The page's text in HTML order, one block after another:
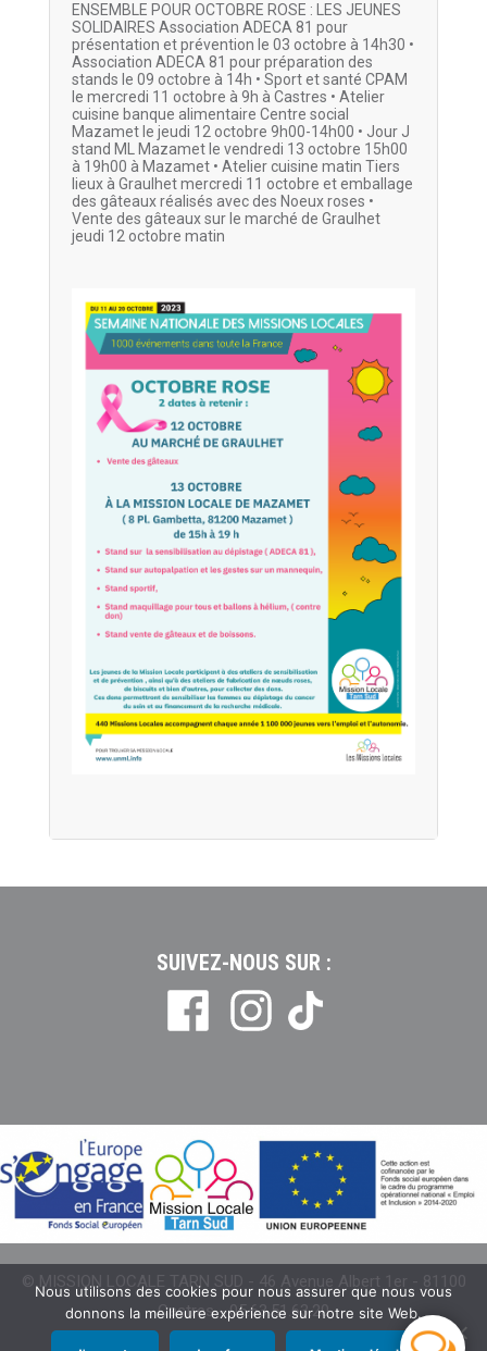
ENSEMBLE POUR OCTOBRE ROSE : LES JEUNES
SOLIDAIRES Association ADECA 81 pour
présentation et prévention le 03 octobre à 14h30 •
Association ADECA 81 pour préparation des
stands le 09 octobre à 14h • Sport et santé CPAM
le mercredi 11 octobre à 9h à Castres • Atelier
cuisine banque alimentaire Centre social
Mazamet le jeudi 12 octobre 9h00-14h00 • Jour J
stand ML Mazamet le vendredi 13 octobre 15h00
à 19h00 à Mazamet • Atelier cuisine matin Tiers
lieux à Graulhet mercredi 11 octobre et emballage
des gâteaux réalisés avec des Noeux roses •
Vente des gâteaux sur le marché de Graulhet
jeudi 12 octobre matin
SUIVEZ-NOUS SUR :
Tiktok
© MISSION LOCALE TARN SUD - 46 Avenue Albert 1er - 81100
Castres - 05.63.51.63.20
Nous utilisons des cookies pour nous assurer que nous vous
donnons la meilleure expérience sur notre site Web.